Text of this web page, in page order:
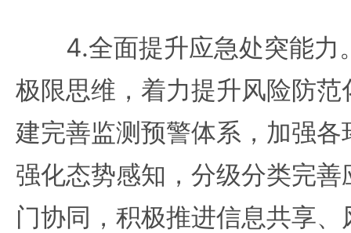
4.全面提升应急处突能力
极限思维，着力提升风险防
建完善监测预警体系，加强
强化态势感知，分级分类完
门协同，积极推进信息共享